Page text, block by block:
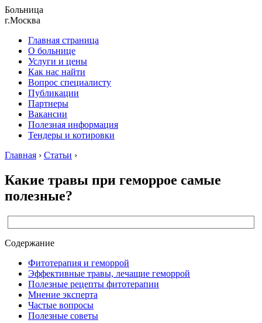
Больница
г.Москва
Главная страница
О больнице
Услуги и цены
Как нас найти
Вопрос специалисту
Публикации
Партнеры
Вакансии
Полезная информация
Тендеры и котировки
Главная › Статьи ›
Какие травы при геморрое самые
полезные?
Содержание
Фитотерапия и геморрой
Эффективные травы, лечащие геморрой
Полезные рецепты фитотерапии
Мнение эксперта
Частые вопросы
Полезные советы